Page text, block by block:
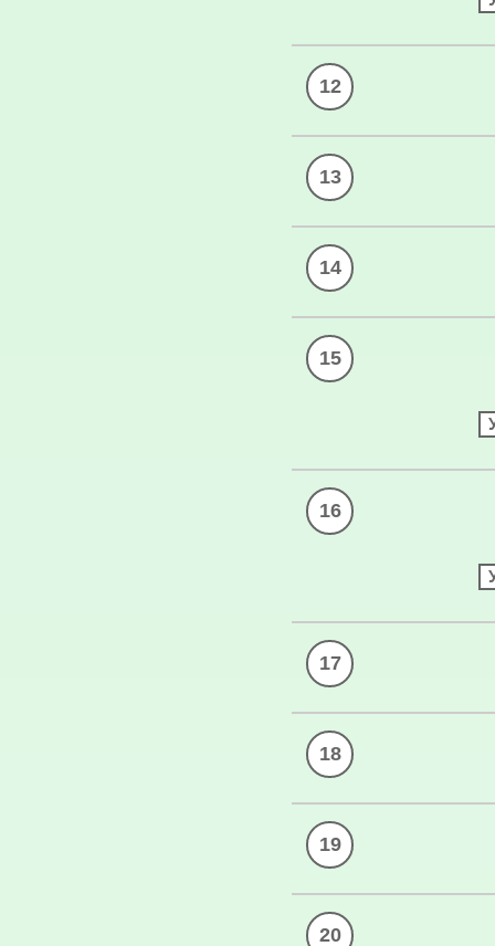
12
13
14
15
16
17
18
19
20